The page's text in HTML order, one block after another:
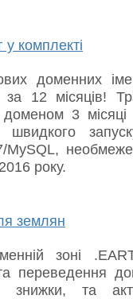
комплекті
доменних
12 місяців!
3 місяці
року.
землян
зоні
переведення
знижки, та